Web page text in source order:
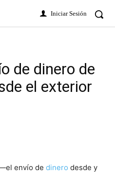
Iniciar Sesión
de dinero de
el exterior
envío de dinero desde y